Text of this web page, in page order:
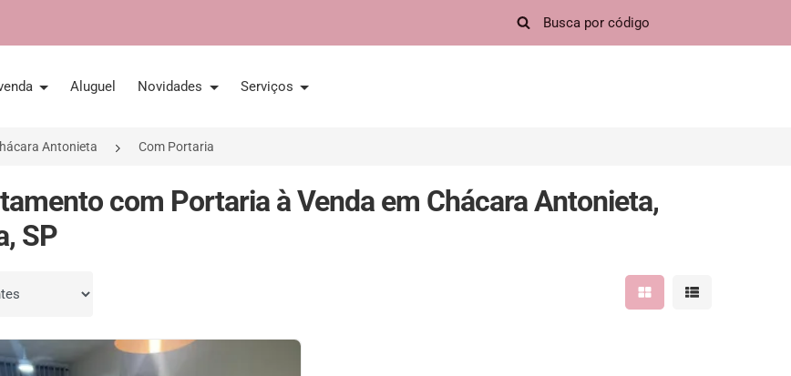
Aluguel Novidades Serviços
Antonieta Com Portaria
com Portaria à Venda em Chácara Antonieta,
SP
Mostrar resultados em
Mostrar